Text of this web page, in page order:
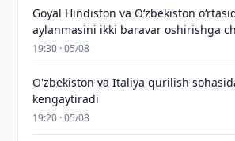
Goyal Hindiston va Oʻzbekiston
aylanmasini ikki baravar oshirishga
19:30 · 05/08
O'zbekiston va Italiya qurilish
kengaytiradi
19:20 · 05/08